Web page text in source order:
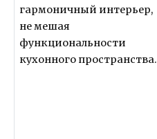
гармоничный интерьер,
не мешая
функциональности
кухонного пространства.